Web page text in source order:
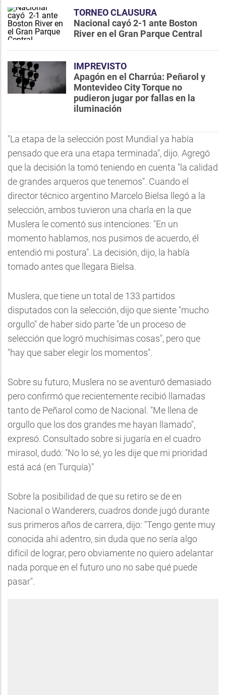
TORNEO CLAUSURA
Nacional cayó 2-1 ante Boston
River en el Gran Parque Central
IMPREVISTO
Apagón en el Charrúa: Peñarol y
Montevideo City Torque no
pudieron jugar por fallas en la
iluminación
"La etapa de la selección post Mundial ya había
pensado que era una etapa terminada", dijo. Agregó
que la decisión la tomó teniendo en cuenta "la calidad
de grandes arqueros que tenemos". Cuando el
director técnico argentino Marcelo Bielsa llegó a la
selección, ambos tuvieron una charla en la que
Muslera le comentó sus intenciones: "En un
momento hablamos, nos pusimos de acuerdo, él
entendió mi postura". La decisión, dijo, la había
tomado antes que llegara Bielsa.
Muslera, que tiene un total de 133 partidos
disputados con la selección, dijo que siente "mucho
orgullo" de haber sido parte "de un proceso de
selección que logró muchísimas cosas", pero que
"hay que saber elegir los momentos".
Sobre su futuro, Muslera no se aventuró demasiado
pero confirmó que recientemente recibió llamadas
tanto de Peñarol como de Nacional. "Me llena de
orgullo que los dos grandes me hayan llamado",
expresó. Consultado sobre si jugaría en el cuadro
mirasol, dudó: "No lo sé, yo les dije que mi prioridad
está acá (en Turquía)"
Sobre la posibilidad de que su retiro se de en
Nacional o Wanderers, cuadros donde jugó durante
sus primeros años de carrera, dijo: "Tengo gente muy
conocida ahí adentro, sin duda que no sería algo
difícil de lograr, pero obviamente no quiero adelantar
nada porque en el futuro uno no sabe qué puede
pasar".